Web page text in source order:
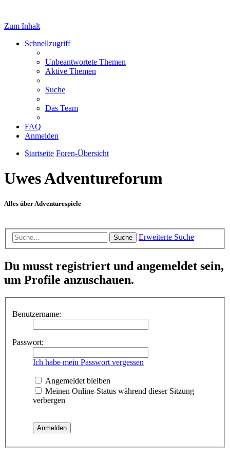
Zum Inhalt
Schnellzugriff
Unbeantwortete Themen
Aktive Themen
Suche
Das Team
FAQ
Anmelden
Startseite Foren-Übersicht
Uwes Adventureforum
Alles über Adventurespiele
Suche Erweiterte Suche
Du musst registriert und angemeldet sein,
um Profile anzuschauen.
Benutzername:
Passwort:
Ich habe mein Passwort vergessen
Angemeldet bleiben
Meinen Online-Status während dieser Sitzung
verbergen